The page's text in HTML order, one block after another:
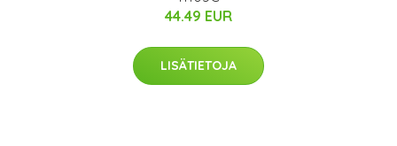
44.49 EUR
LISÄTIETOJA